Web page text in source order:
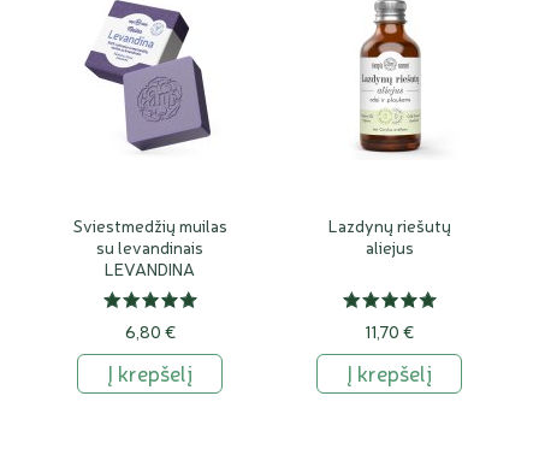
Sviestmedžių muilas
su levandinais
LEVANDINA
6,80 €
Į krepšelį
Lazdynų riešutų
aliejus
11,70 €
Į krepšelį